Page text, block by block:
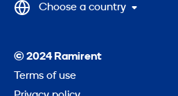
© 2024 Ramirent
Terms of use
Choose a country